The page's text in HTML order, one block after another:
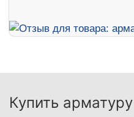
Купить арматуру